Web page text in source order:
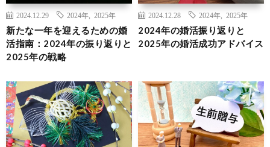
2024.12.29 2024年 2025年
新たな一年を迎えるための婚
活指南：2024年の振り返りと
2025年の戦略
2024.12.28 2024年 2025年
2024年の婚活振り返りと
2025年の婚活成功アドバイス